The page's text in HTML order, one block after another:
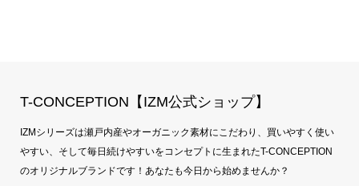
T-CONCEPTION【IZM公式ショップ】
IZMシリーズは瀬戸内産やオーガニック素材にこだわり、買いやすく使い
やすい、そして毎日続けやすいをコンセプトに生まれたT-CONCEPTION
のオリジナルブランドです！あなたも今日から始めませんか？